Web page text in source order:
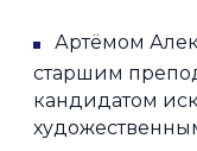
Артёмом
старшим
кандидатом